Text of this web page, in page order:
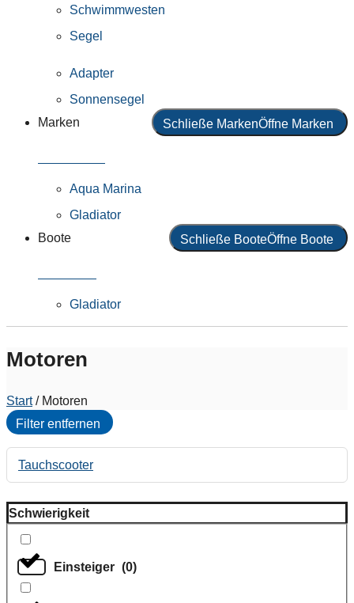
Schwimmwesten
Segel
Adapter
Sonnensegel
Marken
Schließe MarkenÖffne Marken
Aqua Marina
Gladiator
Boote
Schließe BooteÖffne Boote
Gladiator
Motoren
Start/ Motoren
Filter entfernen
Tauchscooter
Schwierigkeit
Einsteiger (0)